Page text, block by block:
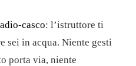
casco: l’istruttore ti
sei in acqua. Niente gesti
porta via, niente